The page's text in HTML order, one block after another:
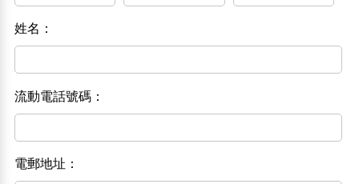
姓名：
流動電話號碼：
電郵地址：